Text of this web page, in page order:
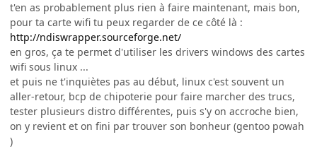
t'en as probablement plus rien à faire maintenant, mais bon,
pour ta carte wifi tu peux regarder de ce côté là :
http://ndiswrapper.sourceforge.net/
en gros, ça te permet d'utiliser les drivers windows des cartes
wifi sous linux ...
et puis ne t'inquiètes pas au début, linux c'est souvent un
aller-retour, bcp de chipoterie pour faire marcher des trucs,
tester plusieurs distro différentes, puis s'y on accroche bien,
on y revient et on fini par trouver son bonheur (gentoo powah
)